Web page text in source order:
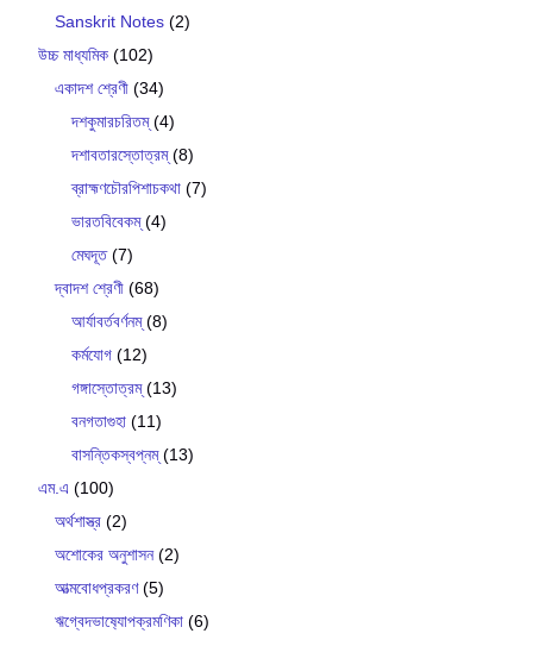
Sanskrit Notes (2)
উচ্চ মাধ্যমিক (102)
একাদশ শ্রেণী (34)
দশকুমারচরিতম্(4)
দশাবতারস্তোত্রম্(8)
ব্রাহ্মণচৌরপিশাচকথা (7)
ভারতবিবেকম্(4)
মেঘদূত(7)
দ্বাদশ শ্রেণী (68)
আর্যাবর্তবর্ণনম্(8)
কর্মযোগ (12)
গঙ্গাস্তোত্রম্(13)
বনগতাগুহা (11)
বাসন্তিকস্বপ্নম্(13)
এম.এ (100)
অর্থশাস্ত্র (2)
অশোকের অনুশাসন(2)
আত্মবোধপ্রকরণ(5)
ঋগ্বেদভাষ‍্যোপক্রমণিকা (6)